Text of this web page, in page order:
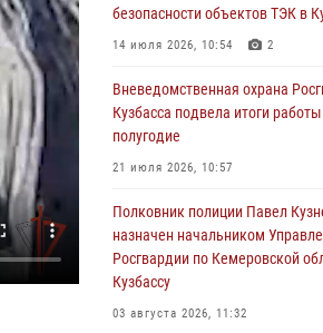
медицинском учреждении
05 августа 2026, 09:30
Росгвардейцы задержали
причинившего побои оппоненту
05 августа 2026, 08:50
общественного порядка на
05 августа 2026, 08:10
Росгвардейцы в Юрге пресекли
проникновения на территорию
безопасности объектов ТЭК в
14 июля 2026, 10:54 2
Вневедомственная охрана
Кузбасса подвела итоги
полугодие
21 июля 2026, 10:57
Полковник полиции Павел
назначен начальником
Росгвардии по Кемеровской
Кузбассу
03 августа 2026, 11:32